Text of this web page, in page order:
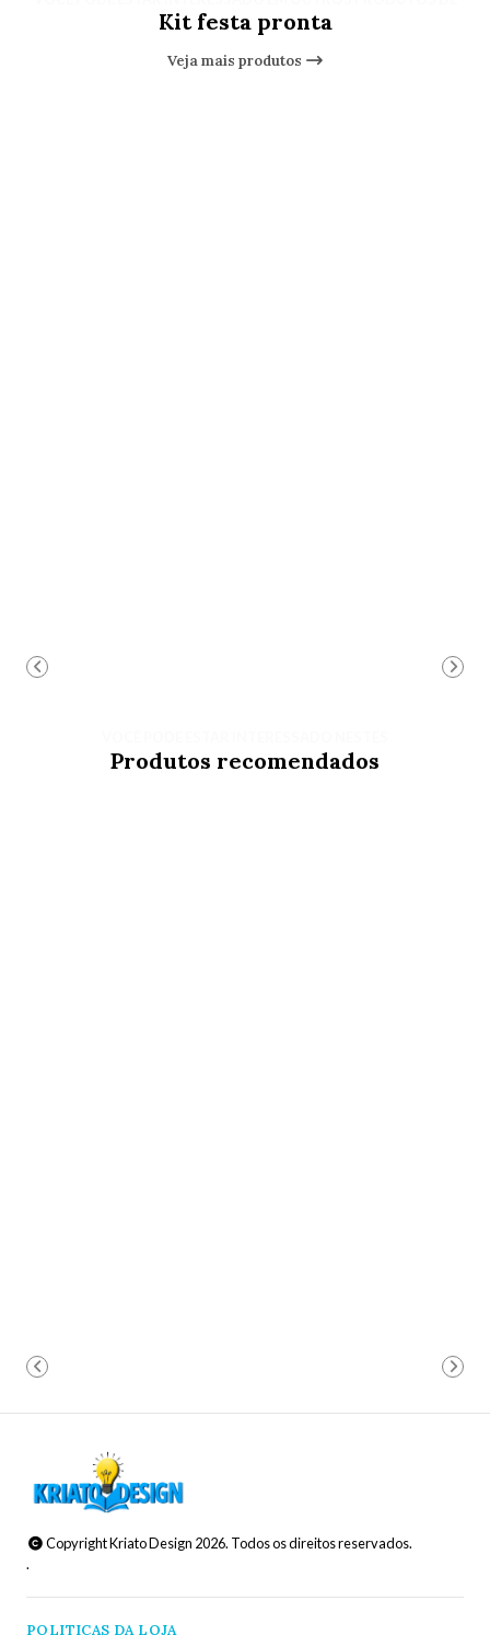
Kit festa pronta
Veja mais produtos
Produtos recomendados
Copyright Kriato Design 2026. Todos os direitos reservados.
.
POLITICAS DA LOJA